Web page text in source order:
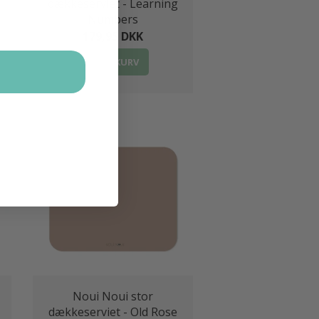
dækkeserviet - Learning
Numbers
179,95 DKK
LÆG I KURV
Noui Noui stor
dækkeserviet - Old Rose